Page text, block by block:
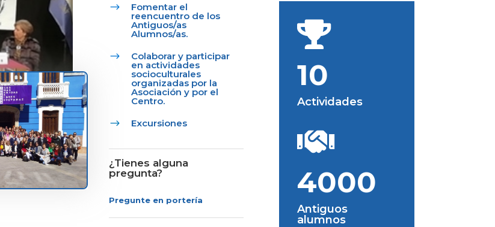
$ Fomentar el
reencuentro de los
Antiguos/as
Alumnos/as.
$ Colaborar y participar
en actividades
socioculturales
organizadas por la
Asociación y por el
Centro.
$ Excursiones
¿Tienes alguna
pregunta?
Pregunte en portería

10
Actividades

4000
Antiguos
alumnos